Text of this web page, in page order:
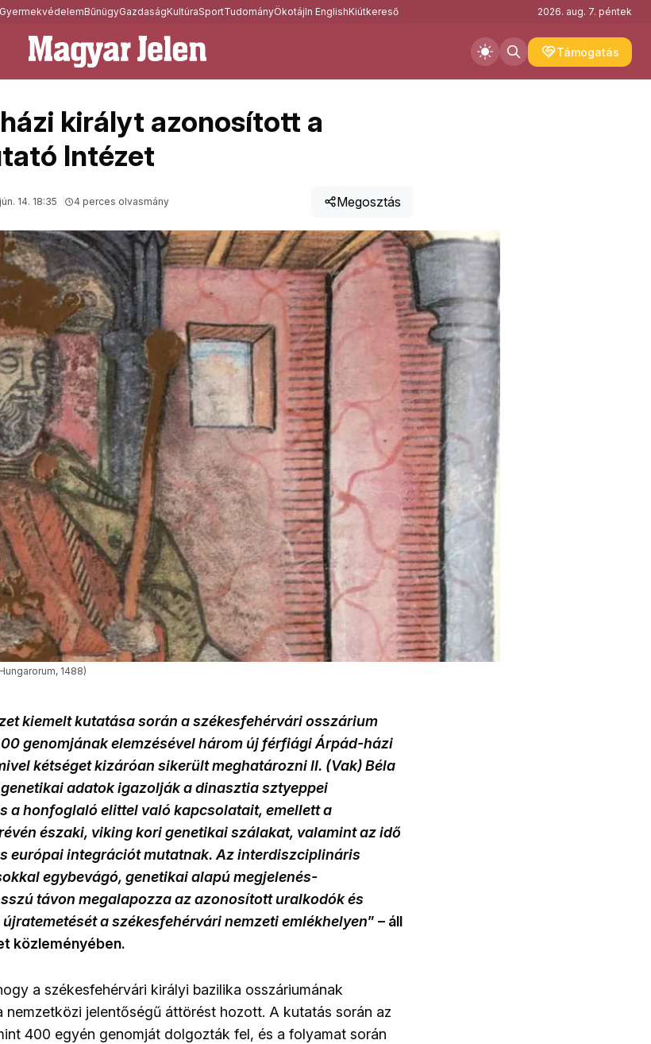
GyermekvédelemBűnügyGazdaságKultúraSportTudományÖkotájIn EnglishKiútkereső 2026. aug. 7. péntek
Támogatás
királyt azonosított a
Intézet
14. 18:35 4 perces olvasmány Megosztás
1488)
kiemelt kutatása során a székesfehérvári osszárium
genomjának elemzésével három új férfiági Árpád-házi
kétséget kizáróan sikerült meghatározni II. (Vak) Béla
adatok igazolják a dinasztia sztyeppei
a honfoglaló elittel való kapcsolatait, emellett a
északi, viking kori genetikai szálakat, valamint az idő
európai integrációt mutatnak. Az interdiszciplináris
egybevágó, genetikai alapú megjelenés-
távon megalapozza az azonosított uralkodók és
a székesfehérvári nemzeti emlékhelyen” – áll
közleményében.
a székesfehérvári királyi bazilika osszáriumának
nemzetközi jelentőségű áttörést hozott. A kutatás során az
400 egyén genomját dolgozták fel, és a folyamat során